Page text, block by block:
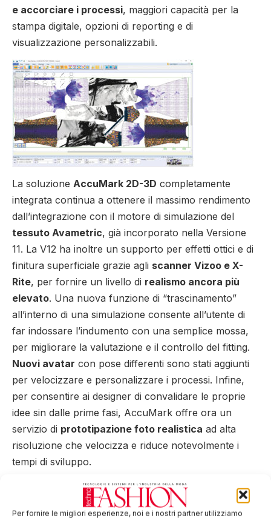
Per fornire le migliori esperienze, noi e i nostri partner utilizziamo
e accorciare i processi, maggiori capacità per la
stampa digitale, opzioni di reporting e di
visualizzazione personalizzabili.
La soluzione AccuMark 2D-3D completamente
integrata continua a ottenere il massimo rendimento
dall’integrazione con il motore di simulazione del
tessuto Avametric, già incorporato nella Versione
11. La V12 ha inoltre un supporto per effetti ottici e di
finitura superficiale grazie agli scanner Vizoo e X-
Rite, per fornire un livello di realismo ancora più
elevato. Una nuova funzione di “trascinamento”
all’interno di una simulazione consente all’utente di
far indossare l’indumento con una semplice mossa,
per migliorare la valutazione e il controllo del fitting.
Nuovi avatar con pose differenti sono stati aggiunti
per velocizzare e personalizzare i processi. Infine,
per consentire ai designer di convalidare le proprie
idee sin dalle prime fasi, AccuMark offre ora un
servizio di prototipazione foto realistica ad alta
risoluzione che velocizza e riduce notevolmente i
tempi di sviluppo.
si integra perfettamente con AccuMark
per ottimizzare lapianificazione di stesura e taglio